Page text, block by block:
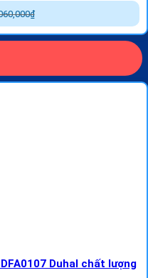
₫
Duhal chất lượng